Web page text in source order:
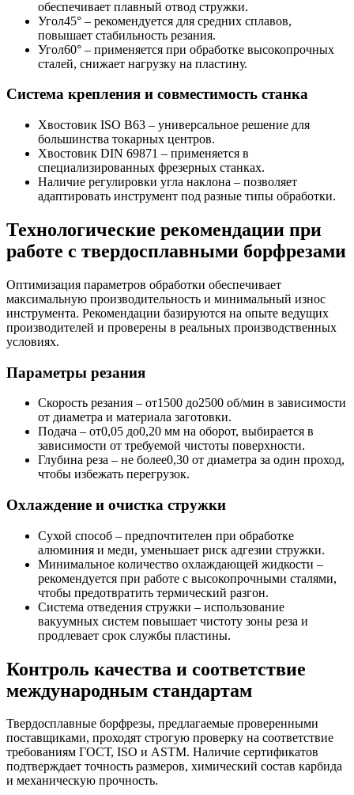
обеспечивает плавный отвод стружки.
Угол45° – рекомендуется для средних сплавов,
повышает стабильность резания.
Угол60° – применяется при обработке высокопрочных
сталей, снижает нагрузку на пластину.
Система крепления и совместимость станка
Хвостовик ISO B63 – универсальное решение для
большинства токарных центров.
Хвостовик DIN 69871 – применяется в
специализированных фрезерных станках.
Наличие регулировки угла наклона – позволяет
адаптировать инструмент под разные типы обработки.
Технологические рекомендации при
работе с твердосплавными борфрезами
Оптимизация параметров обработки обеспечивает
максимальную производительность и минимальный износ
инструмента. Рекомендации базируются на опыте ведущих
производителей и проверены в реальных производственных
условиях.
Параметры резания
Скорость резания – от1500 до2500 об/мин в зависимости
от диаметра и материала заготовки.
Подача – от0,05 до0,20 мм на оборот, выбирается в
зависимости от требуемой чистоты поверхности.
Глубина реза – не более0,30 от диаметра за один проход,
чтобы избежать перегрузок.
Охлаждение и очистка стружки
Сухой способ – предпочтителен при обработке
алюминия и меди, уменьшает риск адгезии стружки.
Минимальное количество охлаждающей жидкости –
рекомендуется при работе с высокопрочными сталями,
чтобы предотвратить термический разгон.
Система отведения стружки – использование
вакуумных систем повышает чистоту зоны реза и
продлевает срок службы пластины.
Контроль качества и соответствие
международным стандартам
Твердосплавные борфрезы, предлагаемые проверенными
поставщиками, проходят строгую проверку на соответствие
требованиям ГОСТ, ISO и ASTM. Наличие сертификатов
подтверждает точность размеров, химический состав карбида
и механическую прочность.